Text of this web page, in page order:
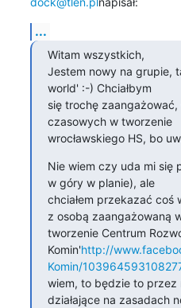
...
Witam wszystkich,
Jestem nowy na grupie,
world' :-) Chciałbym
się trochę
czasowych w tworzenie
wrocławskiego HS, bo
Nie wiem czy uda mi się
w góry w planie), ale
chciałem przekazać
z osobą zaangażowaną
tworzenie Centrum
Komin'http://
Komin/
wiem, to będzie to przez
działające na zasadach